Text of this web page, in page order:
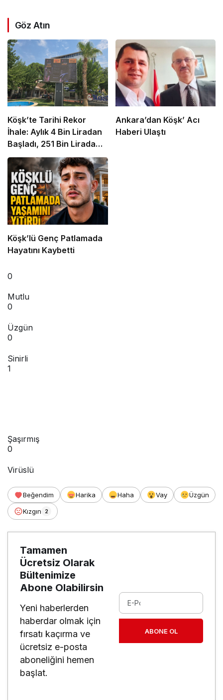
Göz Atın
Köşk’te Tarihi Rekor
İhale: Aylık 4 Bin Liradan
Başladı, 251 Bin Lirada
Bitti
Ankara’dan Köşk’ Acı
Haberi Ulaştı
Köşk’lü Genç Patlamada
Hayatını Kaybetti
0
Mutlu
0
Üzgün
0
Sinirli
1
Şaşırmış
0
Virüslü
Beğendim Harika Haha Vay Üzgün
Kızgın 2
Tamamen
Ücretsiz Olarak
Bültenimize
Abone Olabilirsin
Yeni haberlerden
haberdar olmak için
fırsatı kaçırma ve
ücretsiz e-posta
aboneliğini hemen
başlat.
ABONE OL